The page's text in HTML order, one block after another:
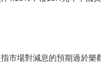
市場對減息的預期過於樂